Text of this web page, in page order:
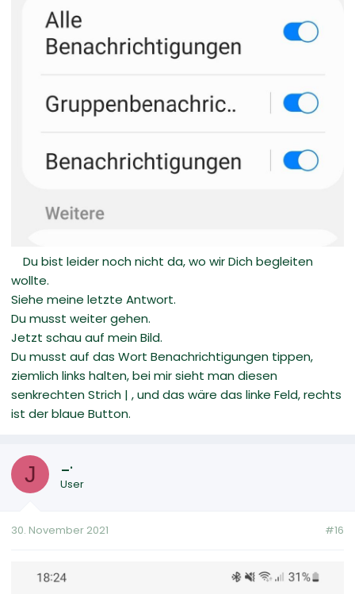
Du bist leider noch nicht da, wo wir Dich begleiten
wollte.
Siehe meine letzte Antwort.
Du musst weiter gehen.
Jetzt schau auf mein Bild.
Du musst auf das Wort Benachrichtigungen tippen,
ziemlich links halten, bei mir sieht man diesen
senkrechten Strich | , und das wäre das linke Feld, rechts
ist der blaue Button.
J _.
User
30. November 2021 #16